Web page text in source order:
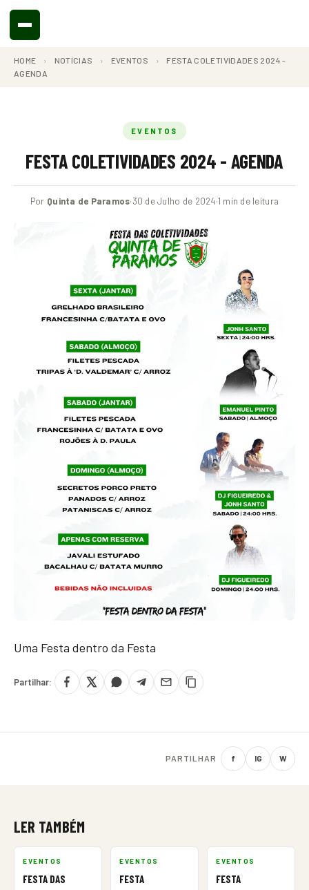
HOME › NOTÍCIAS › EVENTOS ›
FESTA COLETIVIDADES 2024 -
AGENDA
EVENTOS
FESTA COLETIVIDADES 2024 - AGENDA
Por Quinta de Paramos·30 de Julho de 2024·1 min de leitura
Uma Festa dentro da Festa
Partilhar:
PARTILHAR f IG W
LER TAMBÉM
EVENTOS
FESTA DAS
EVENTOS
FESTA
EVENTOS
FESTA